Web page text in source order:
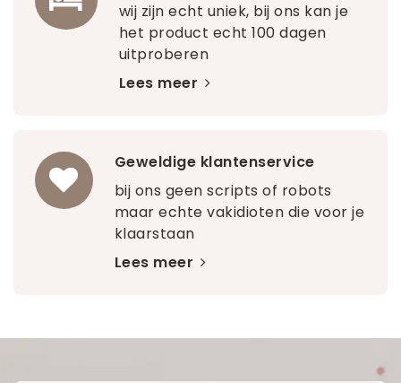
wij zijn echt uniek, bij ons kan je
het product echt 100 dagen
uitproberen
Lees meer
Geweldige klantenservice
bij ons geen scripts of robots
maar echte vakidioten die voor je
klaarstaan
Lees meer